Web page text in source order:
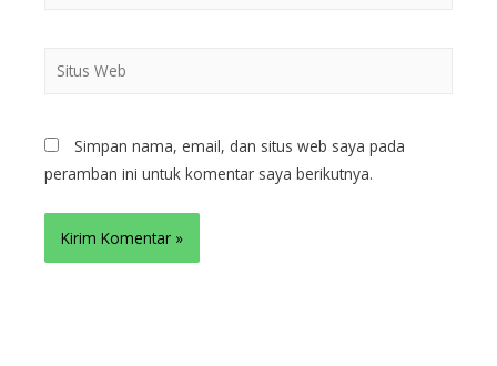
Simpan nama, email, dan situs web saya pada
peramban ini untuk komentar saya berikutnya.